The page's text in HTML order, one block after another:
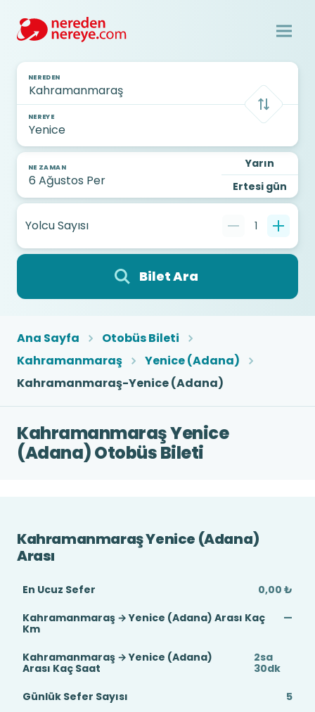
NEREDEN
NEREYE
NE ZAMAN
Yarın
Ertesi gün
Yolcu Sayısı 1
Bilet Ara
Ana Sayfa
Otobüs Bileti
Kahramanmaraş
Yenice (Adana)
Kahramanmaraş-Yenice (Adana)
Kahramanmaraş Yenice
(Adana) Otobüs Bileti
Kahramanmaraş Yenice (Adana)
Arası
En Ucuz Sefer
0,00 ₺
Kahramanmaraş → Yenice (Adana) Arası Kaç
Km
—
Kahramanmaraş → Yenice (Adana)
Arası Kaç Saat
2sa
30dk
Günlük Sefer Sayısı
5